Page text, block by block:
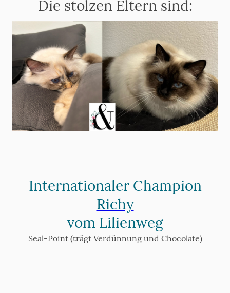
Die stolzen Eltern sind:
Internationaler Champion
Richy
vom Lilienweg
Seal-Point (trägt Verdünnung und Chocolate)